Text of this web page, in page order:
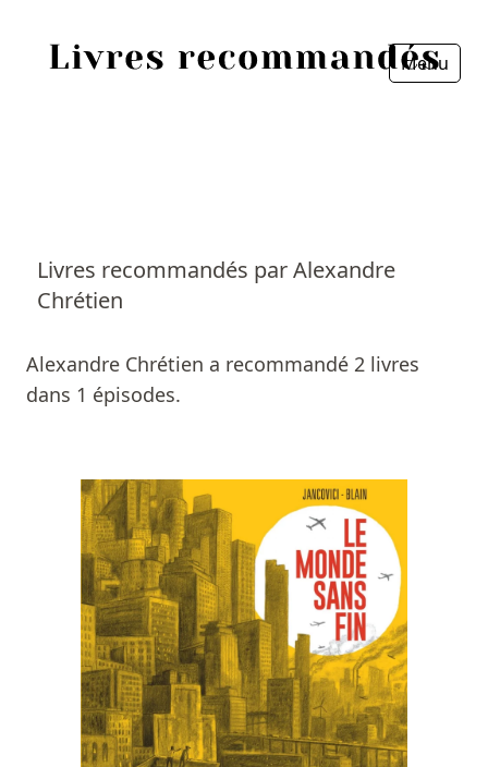
Menu
Livres recommandés par Alexandre
Chrétien
Alexandre Chrétien a recommandé 2 livres
dans 1 épisodes.
Personnes
Livres
Prix littéraires
Fermer